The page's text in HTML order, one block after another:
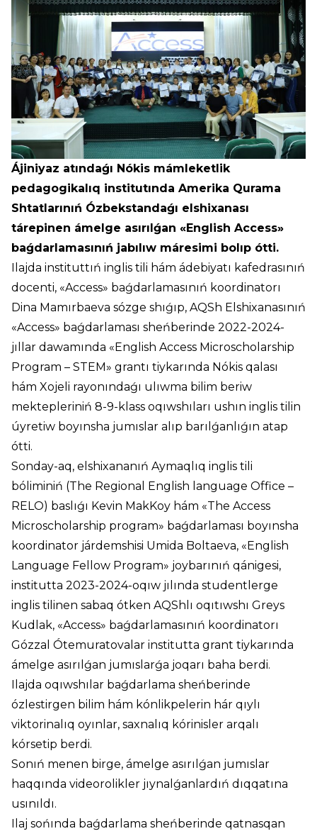
Ájiniyaz atındaǵı Nókis mámleketlik
pedagogikalıq institutında Amerika Qurama
Shtatlarınıń Ózbekstandaǵı elshixanası
tárepinen ámelge asırılǵan «English Access»
baǵdarlamasınıń jabılıw máresimi bolıp ótti.
Ilajda instituttıń inglis tili hám ádebiyatı kafedrasınıń
docenti, «Access» baǵdarlamasınıń koordinatorı
Dina Mamırbaeva sózge shıǵıp, AQSh Elshixanasınıń
«Access» baǵdarlaması sheńberinde 2022-2024-
jıllar dawamında «English Access Microscholarship
Program – STEM» grantı tiykarında Nókis qalası
hám Xojeli rayonındaǵı ulıwma bilim beriw
mektepleriniń 8-9-klass oqıwshıları ushın inglis tilin
úyretiw boyınsha jumıslar alıp barılǵanlıǵın atap
ótti.
Sonday-aq, elshixananıń Aymaqlıq inglis tili
bóliminiń (The Regional English language Office –
RELO) baslıǵı Kevin MakKoy hám «The Access
Microscholarship program» baǵdarlaması boyınsha
koordinator járdemshisi Umida Boltaeva, «English
Language Fellow Program» joybarınıń qánigesi,
institutta 2023-2024-oqıw jılında studentlerge
inglis tilinen sabaq ótken AQShlı oqıtıwshı Greys
Kudlak, «Access» baǵdarlamasınıń koordinatorı
Gózzal Ótemuratovalar institutta grant tiykarında
ámelge asırılǵan jumıslarǵa joqarı baha berdi.
Ilajda oqıwshılar baǵdarlama sheńberinde
ózlestirgen bilim hám kónlikpelerin hár qıylı
viktorinalıq oyınlar, saxnalıq kórinisler arqalı
kórsetip berdi.
Sonıń menen birge, ámelge asırılǵan jumıslar
haqqında videorolikler jıynalǵanlardıń dıqqatına
usınıldı.
Ilaj sońında baǵdarlama sheńberinde qatnasqan